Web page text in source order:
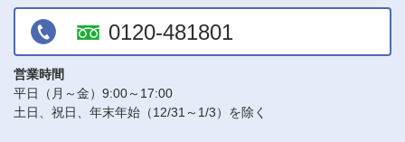
0120-481801
営業時間
平日（月～金）9:00～17:00
土日、祝日、年末年始（12/31～1/3）を除く